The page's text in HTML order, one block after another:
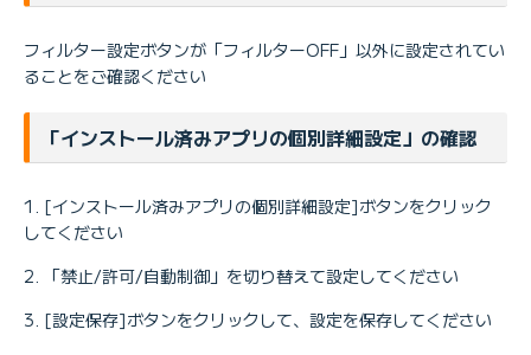
フィルター設定ボタンが「フィルターOFF」以外に設定されてい
ることをご確認ください
「インストール済みアプリの個別詳細設定」の確認
[インストール済みアプリの個別詳細設定]ボタンをクリック
してください
「禁止/許可/自動制御」を切り替えて設定してください
[設定保存]ボタンをクリックして、設定を保存してください